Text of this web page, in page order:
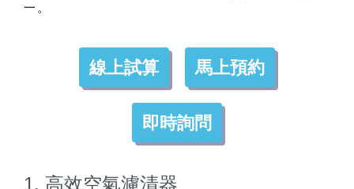
一。
線上試算 馬上預約
即時詢問
1. 高效空氣濾清器